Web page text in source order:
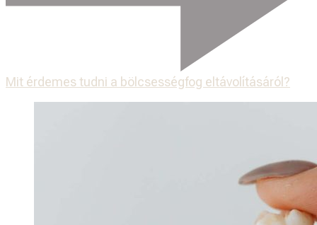
Mit érdemes tudni a bölcsességfog eltávolításáról?